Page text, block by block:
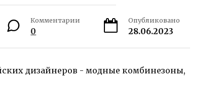
Комментарии
0
Опубликовано
28.06.2023